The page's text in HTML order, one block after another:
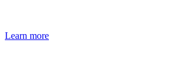
Learn more